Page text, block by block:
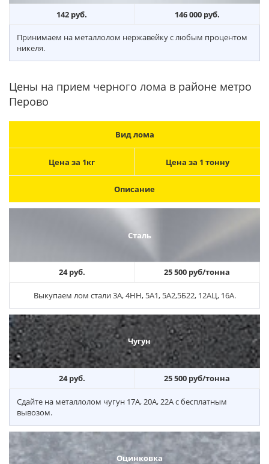
142 руб. 146 000 руб.
Принимаем на металлолом нержавейку с любым процентом
никеля.
Цены на прием черного лома в районе метро
Перово
Вид лома
Цена за 1кг Цена за 1 тонну
Описание
Сталь
24 руб. 25 500 руб/тонна
Выкупаем лом стали 3А, 4НН, 5А1, 5А2,5Б22, 12АЦ, 16А.
Чугун
24 руб. 25 500 руб/тонна
Сдайте на металлолом чугун 17А, 20А, 22А с бесплатным
вывозом.
Оцинковка